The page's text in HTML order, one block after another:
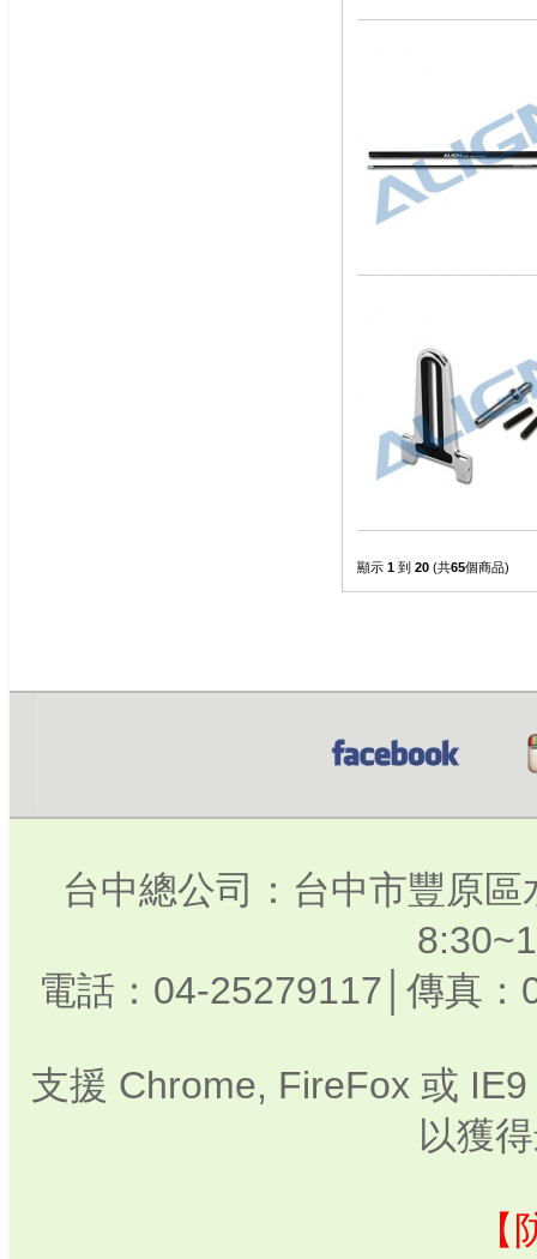
顯示 1 到 20 (共65個商品)
台中總公司：台中市豐原
電話：04-25279117│傳真
支援 Chrome, FireFox 或
以獲